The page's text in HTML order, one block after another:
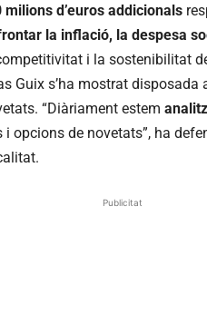
d’euros addicionals
la inflació, la despesa
i la sostenibilitat
Guix s’ha mostrat
“Diàriament estem
opcions de novetats”, ha
Publicitat